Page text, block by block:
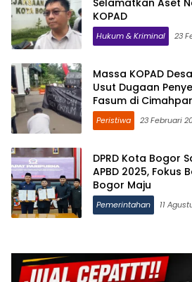
KOPAD
Hukum & Kriminal 23
Massa KOPAD
Usut Dugaan
Fasum di Cimahpar
Peristiwa 23 Februari
DPRD Kota Bogor
APBD 2025, Fokus
Bogor Maju
Pemerintahan 11